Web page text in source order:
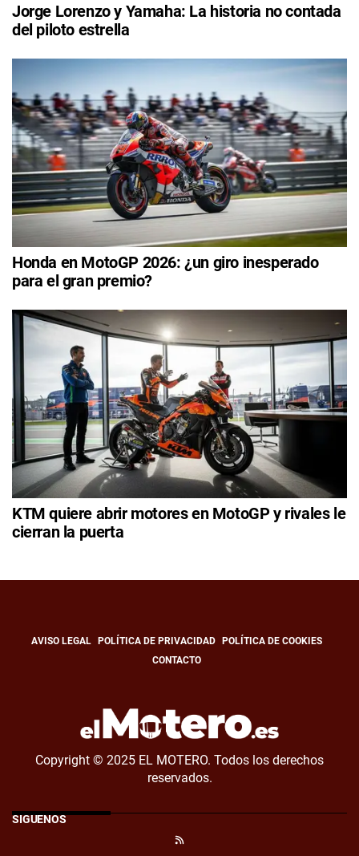
Jorge Lorenzo y Yamaha: La historia no contada
del piloto estrella
Honda en MotoGP 2026: ¿un giro inesperado
para el gran premio?
KTM quiere abrir motores en MotoGP y rivales le
cierran la puerta
AVISO LEGAL POLÍTICA DE PRIVACIDAD
POLÍTICA DE COOKIES
CONTACTO
Copyright © 2025 EL MOTERO. Todos los derechos
reservados.
SÍGUENOS